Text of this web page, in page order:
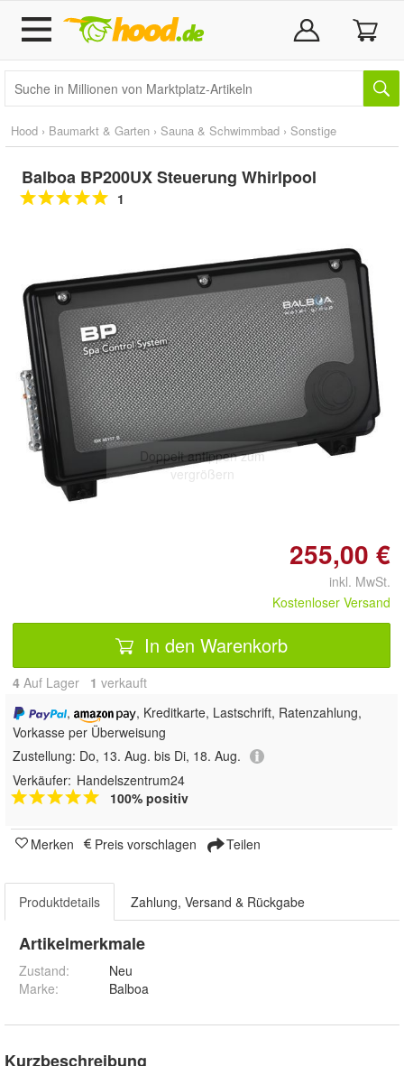
Hood › Baumarkt & Garten › Sauna & Schwimmbad › Sonstige
Balboa BP200UX Steuerung Whirlpool
1
Doppelt antippen zum
vergrößern
255,00 €
inkl. MwSt.
Kostenloser Versand
In den Warenkorb
4 Auf Lager 1 verkauft
,
, Kreditkarte, Lastschrift, Ratenzahlung,
Vorkasse per Überweisung
Zustellung: Do, 13. Aug. bis Di, 18. Aug.
Verkäufer: Handelszentrum24
100% positiv
Merken Preis vorschlagen Teilen
Produktdetails Zahlung, Versand & Rückgabe
Artikelmerkmale
Zustand:
Neu
Marke:
Balboa
Kurzbeschreibung